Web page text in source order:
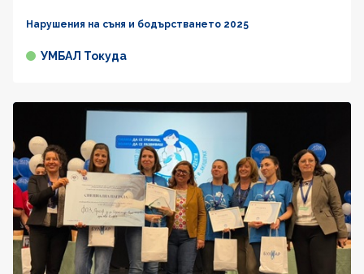
Нарушения на съня и бодърстването 2025
УМБАЛ Токуда